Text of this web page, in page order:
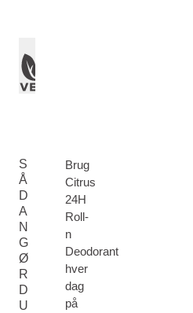
S
Å
D
A
N
G
Ø
R
D
U
Brug
Citrus
24H
Roll-
n
Deodorant
hver
dag
på